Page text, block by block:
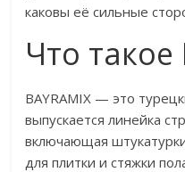
каковы её сильные
Что такое
BAYRAMIX — это
выпускается линейка
включающая
для плитки и стяжки